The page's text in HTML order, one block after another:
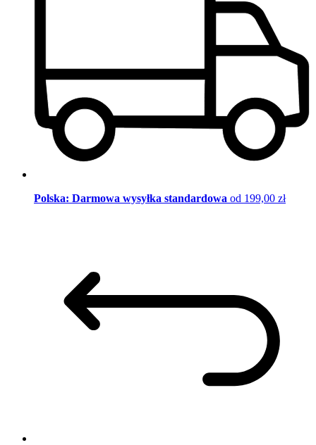
Polska: Darmowa wysyłka standardowa od 199,00 zł